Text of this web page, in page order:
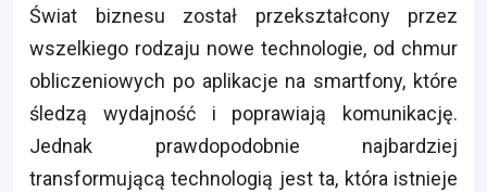
Świat biznesu został przekształcony przez
wszelkiego rodzaju nowe technologie, od chmur
obliczeniowych po aplikacje na smartfony, które
śledzą wydajność i poprawiają komunikację.
Jednak prawdopodobnie najbardziej
transformującą technologią jest ta, która istnieje